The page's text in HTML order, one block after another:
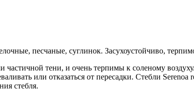
песчаные, суглинок. Засухоустойчиво,
тени, и очень терпимы к соленому
или отказаться от пересадки. Стебли Serenoa
стебля.